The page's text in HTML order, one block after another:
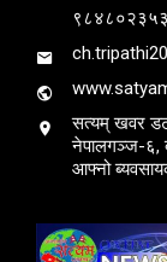
सत्यम् खवर
नेपालगञ्ज-६,
आफ्नो